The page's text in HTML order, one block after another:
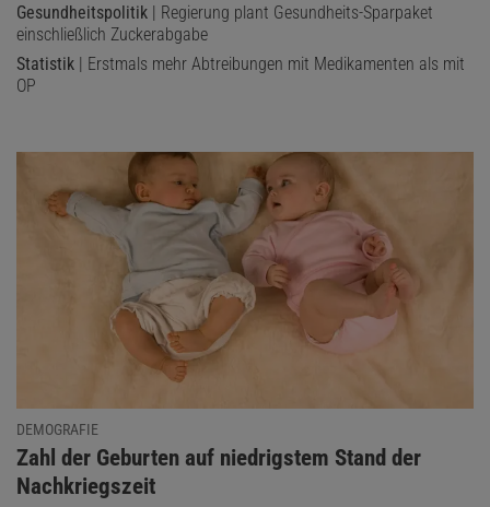
Gesundheitspolitik | Regierung plant Gesundheits-Sparpaket
einschließlich Zuckerabgabe
Statistik | Erstmals mehr Abtreibungen mit Medikamenten als mit
OP
DEMOGRAFIE
:
Zahl der Geburten auf niedrigstem Stand der
Nachkriegszeit